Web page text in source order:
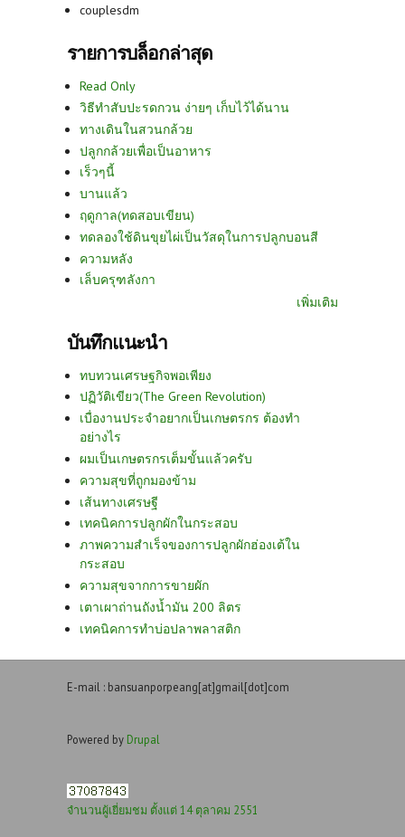
couplesdm
รายการบล็อกล่าสุด
Read Only
วิธีทำสับปะรดกวน ง่ายๆ เก็บไว้ได้นาน
ทางเดินในสวนกล้วย
ปลูกกล้วยเพื่อเป็นอาหาร
เร็วๆนี้
บานแล้ว
ฤดูกาล(ทดสอบเขียน)
ทดลองใช้ดินขุยไผ่เป็นวัสดุในการปลูกบอนสี
ความหลัง
เล็บครุฑลังกา
เพิ่มเติม
บันทึกแนะนำ
ทบทวนเศรษฐกิจพอเพียง
ปฏิวัติเขียว(The Green Revolution)
เบื่องานประจำอยากเป็นเกษตรกร ต้องทำ
อย่างไร
ผมเป็นเกษตรกรเต็มขั้นแล้วครับ
ความสุขที่ถูกมองข้าม
เส้นทางเศรษฐี
เทคนิคการปลูกผักในกระสอบ
ภาพความสำเร็จของการปลูกผักฮ่องเต้ใน
กระสอบ
ความสุขจากการขายผัก
เตาเผาถ่านถังน้ำมัน 200 ลิตร
เทคนิคการทำบ่อปลาพลาสติก
E-mail : bansuanporpeang[at]gmail[dot]com
Powered by Drupal
จำนวนผู้เยี่ยมชม ตั้งแต่ 14 ตุลาคม 2551